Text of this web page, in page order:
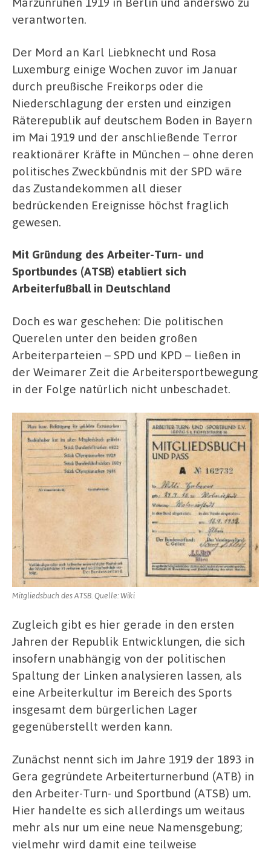
verantworten.
Der Mord an Karl Liebknecht und Rosa
Luxemburg einige Wochen zuvor im Januar
durch preußische Freikorps oder die
Niederschlagung der ersten und einzigen
Räterepublik auf deutschem Boden in Bayern
im Mai 1919 und der anschließende Terror
reaktionärer Kräfte in München – ohne deren
politisches Zweckbündnis mit der SPD wäre
das Zustandekommen all dieser
bedrückenden Ereignisse höchst fraglich
gewesen.
Mit Gründung des Arbeiter-Turn- und
Sportbundes (ATSB) etabliert sich
Arbeiterfußball in Deutschland
Doch es war geschehen: Die politischen
Querelen unter den beiden großen
Arbeiterparteien – SPD und KPD – ließen in
der Weimarer Zeit die Arbeitersportbewegung
in der Folge natürlich nicht unbeschadet.
Mitgliedsbuch des ATSB. Quelle: Wiki
Zugleich gibt es hier gerade in den ersten
Jahren der Republik Entwicklungen, die sich
insofern unabhängig von der politischen
Spaltung der Linken analysieren lassen, als
eine Arbeiterkultur im Bereich des Sports
insgesamt dem bürgerlichen Lager
gegenüberstellt werden kann.
Zunächst nennt sich im Jahre 1919 der 1893 in
Gera gegründete Arbeiterturnerbund (ATB) in
den Arbeiter-Turn- und Sportbund (ATSB) um.
Hier handelte es sich allerdings um weitaus
mehr als nur um eine neue Namensgebung;
vielmehr wird damit eine teilweise